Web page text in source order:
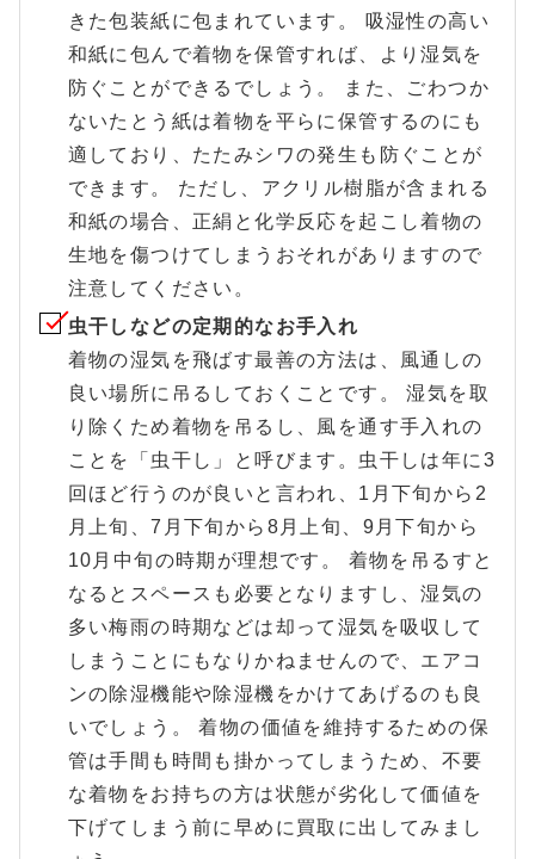
きた包装紙に包まれています。 吸湿性の高い
和紙に包んで着物を保管すれば、より湿気を
防ぐことができるでしょう。 また、ごわつか
ないたとう紙は着物を平らに保管するのにも
適しており、たたみシワの発生も防ぐことが
できます。 ただし、アクリル樹脂が含まれる
和紙の場合、正絹と化学反応を起こし着物の
生地を傷つけてしまうおそれがありますので
注意してください。
虫干しなどの定期的なお手入れ
着物の湿気を飛ばす最善の方法は、風通しの
良い場所に吊るしておくことです。 湿気を取
り除くため着物を吊るし、風を通す手入れの
ことを「虫干し」と呼びます。虫干しは年に3
回ほど行うのが良いと言われ、1月下旬から2
月上旬、7月下旬から8月上旬、9月下旬から
10月中旬の時期が理想です。 着物を吊るすと
なるとスペースも必要となりますし、湿気の
多い梅雨の時期などは却って湿気を吸収して
しまうことにもなりかねませんので、エアコ
ンの除湿機能や除湿機をかけてあげるのも良
いでしょう。 着物の価値を維持するための保
管は手間も時間も掛かってしまうため、不要
な着物をお持ちの方は状態が劣化して価値を
下げてしまう前に早めに買取に出してみまし